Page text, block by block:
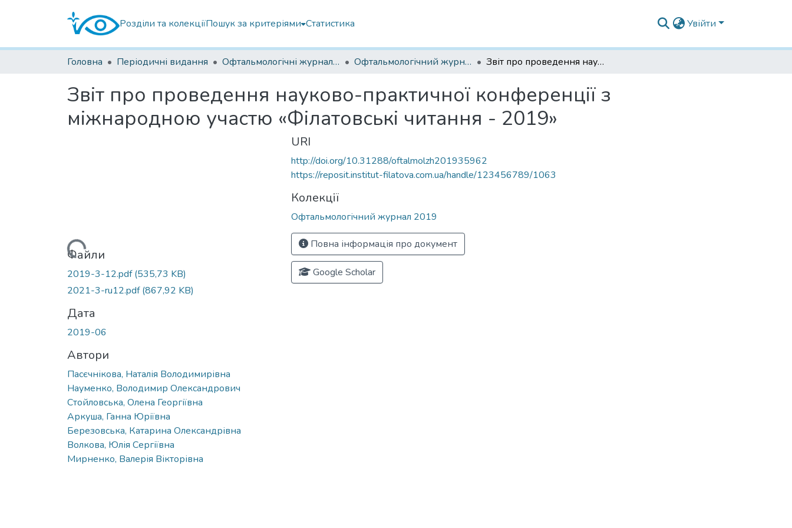
Розділи та колекціїПошук за критеріями Статистика Увійти
Головна Періодичні видання Офтальмологічні журнали українські Офтальмологічний журнал 2019 Звіт про проведення науково-практичної конференції з міжнародною участю «Філатовські читання - 2019»
Звіт про проведення науково-практичної конференції з
міжнародною участю «Філатовські читання - 2019»
Вантажиться...
Файли
2019-3-12.pdf(535,73 KB)
2021-3-ru12.pdf(867,92 KB)
Дата
2019-06
Автори
Пасєчнікова, Наталія Володимирівна
Науменко, Володимир Олександрович
Стойловська, Олена Георгіївна
Аркуша, Ганна Юріївна
Березовська, Катарина Олександрівна
Волкова, Юлія Сергіївна
Мирненко, Валерія Вікторівна
URI
http://doi.org/10.31288/oftalmolzh201935962
https://reposit.institut-filatova.com.ua/handle/123456789/1063
Колекції
Офтальмологічний журнал 2019
Повна інформація про документ
Google Scholar